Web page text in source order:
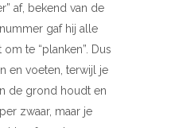
af, bekend van de
gaf hij alle
te “planken”. Dus
en voeten, terwijl je
de grond houdt en
zwaar, maar je